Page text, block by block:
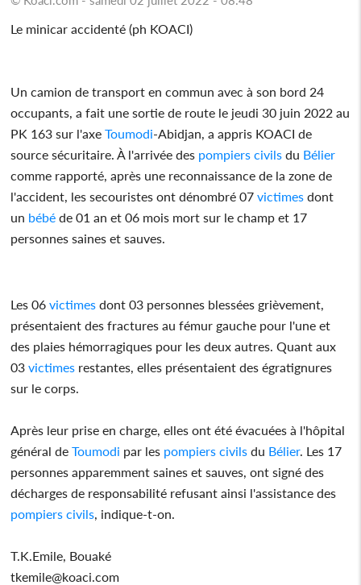
Le minicar accidenté (ph KOACI)
Un camion de transport en commun avec à son bord 24
occupants, a fait une sortie de route le jeudi 30 juin 2022 au
PK 163 sur l'axeToumodi-Abidjan, a appris KOACI de
source sécuritaire. À l'arrivée des pompiers civils du Bélier
comme rapporté, après une reconnaissance de la zone de
l'accident, les secouristes ont dénombré 07 victimes dont
un bébé de 01 an et 06 mois mort sur le champ et 17
personnes saines et sauves.
Les 06 victimes dont 03 personnes blessées grièvement,
présentaient des fractures au fémur gauche pour l'une et
des plaies hémorragiques pour les deux autres. Quant aux
03 victimes restantes, elles présentaient des égratignures
sur le corps.
Après leur prise en charge, elles ont été évacuées à l'hôpital
général deToumodi par les pompiers civils du Bélier. Les 17
personnes apparemment saines et sauves, ont signé des
décharges de responsabilité refusant ainsi l'assistance des
pompiers civils , indique-t-on.
T.K.Emile, Bouaké
tkemile@koaci.com